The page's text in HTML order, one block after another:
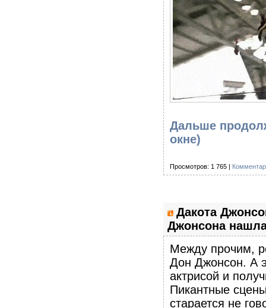
Дальше
окне)
Просмотров: 1 765 |
Дакота
Джонсона
Между прочим,
Дон Джонсон. А
актрисой и
Пикантные
старается не